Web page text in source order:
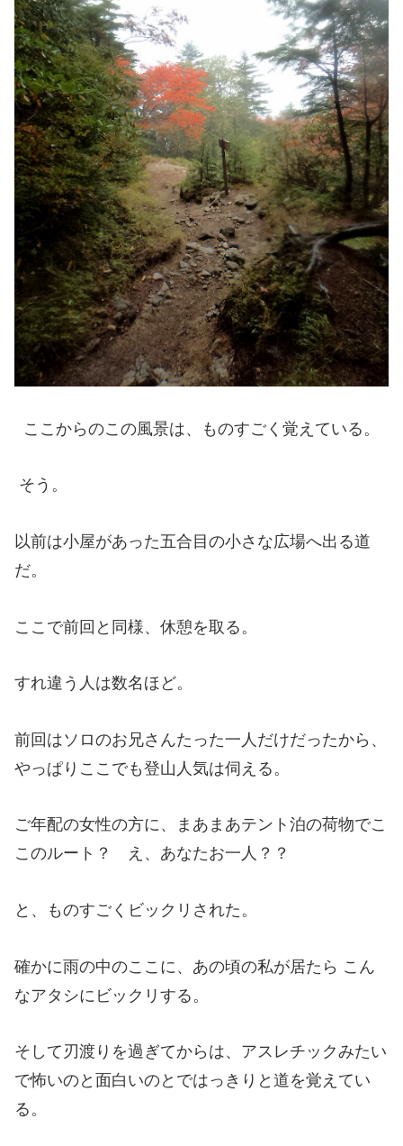
ここからのこの風景は、ものすごく覚えている。
そう。
以前は小屋があった五合目の小さな広場へ出る道
だ。
ここで前回と同様、休憩を取る。
すれ違う人は数名ほど。
前回はソロのお兄さんたった一人だけだったから、
やっぱりここでも登山人気は伺える。
ご年配の女性の方に、まあまあテント泊の荷物でこ
このルート？ え、あなたお一人？？
と、ものすごくビックリされた。
確かに雨の中のここに、あの頃の私が居たら こん
なアタシにビックリする。
そして刃渡りを過ぎてからは、アスレチックみたい
で怖いのと面白いのとではっきりと道を覚えてい
る。